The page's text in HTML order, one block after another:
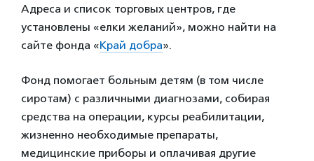
Адреса и список торговых центров, где
установлены «елки желаний», можно найти на
сайте фонда «Край добра».
Фонд помогает больным детям (в том числе
сиротам) с различными диагнозами, собирая
средства на операции, курсы реабилитации,
жизненно необходимые препараты,
медицинские приборы и оплачивая другие